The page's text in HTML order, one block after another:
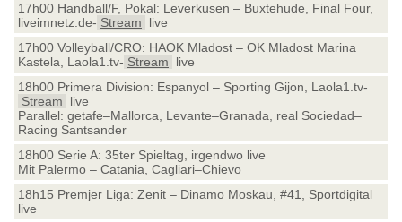
17h00 Handball/F, Pokal: Leverkusen – Buxtehude, Final Four,
liveimnetz.de- Stream
live
17h00 Volleyball/CRO: HAOK Mladost – OK Mladost Marina
Kastela, Laola1.tv- Stream
live
18h00 Primera Division: Espanyol – Sporting Gijon, Laola1.tv-
Stream
live
Parallel: getafe–Mallorca, Levante–Granada, real Sociedad–
Racing Santsander
18h00 Serie A: 35ter Spieltag, irgendwo live
Mit Palermo – Catania, Cagliari–Chievo
18h15 Premjer Liga: Zenit – Dinamo Moskau, #41, Sportdigital
live